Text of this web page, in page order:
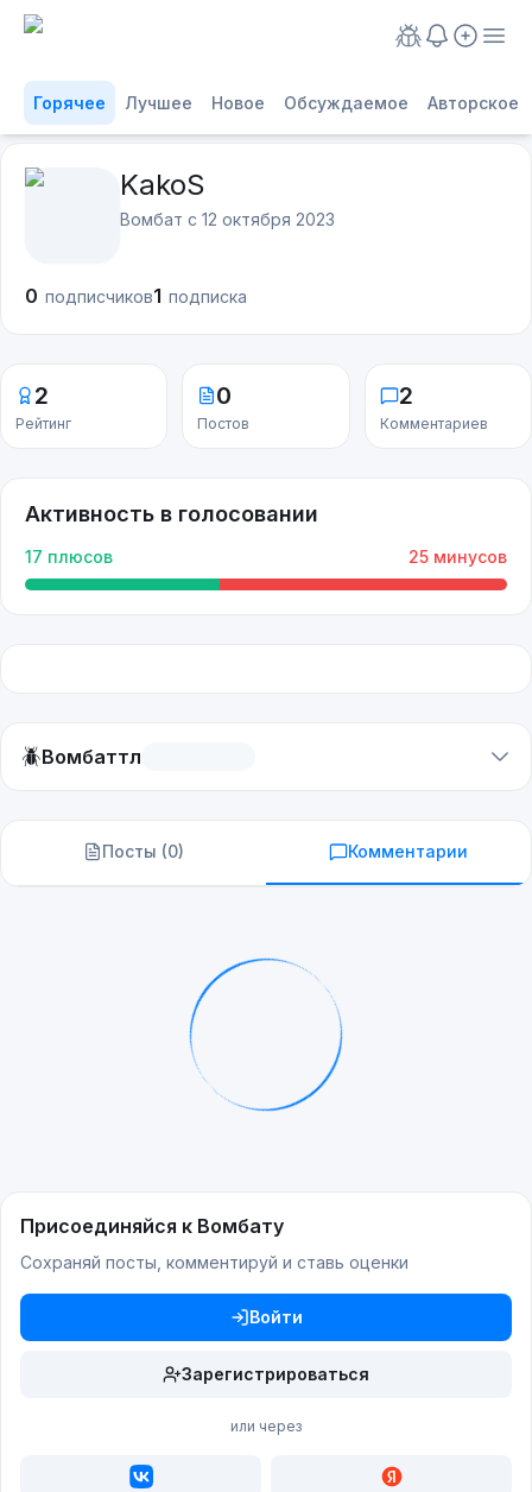
Горячее Лучшее Новое Обсуждаемое Авторское
KakoS
Вомбат с 12 октября 2023
0 подписчиков1 подписка
2
Рейтинг
0
Постов
2
Комментариев
Активность в голосовании
17 плюсов 25 минусов
🪲Вомбаттл
Посты (0) Комментарии
Присоединяйся к Вомбату
Сохраняй посты, комментируй и ставь оценки
Войти
Зарегистрироваться
или через